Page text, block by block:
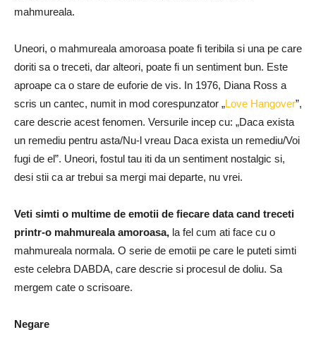
mahmureala.
Uneori, o mahmureala amoroasa poate fi teribila si una pe care
doriti sa o treceti, dar alteori, poate fi un sentiment bun. Este
aproape ca o stare de euforie de vis. In 1976, Diana Ross a
scris un cantec, numit in mod corespunzator „Love Hangover”,
care descrie acest fenomen. Versurile incep cu: „Daca exista
un remediu pentru asta/Nu-l vreau Daca exista un remediu/Voi
fugi de el”. Uneori, fostul tau iti da un sentiment nostalgic si,
desi stii ca ar trebui sa mergi mai departe, nu vrei.
Veti simti o multime de emotii de fiecare data cand treceti
printr-o mahmureala amoroasa, la fel cum ati face cu o
mahmureala normala. O serie de emotii pe care le puteti simti
este celebra DABDA, care descrie si procesul de doliu. Sa
mergem cate o scrisoare.
Negare